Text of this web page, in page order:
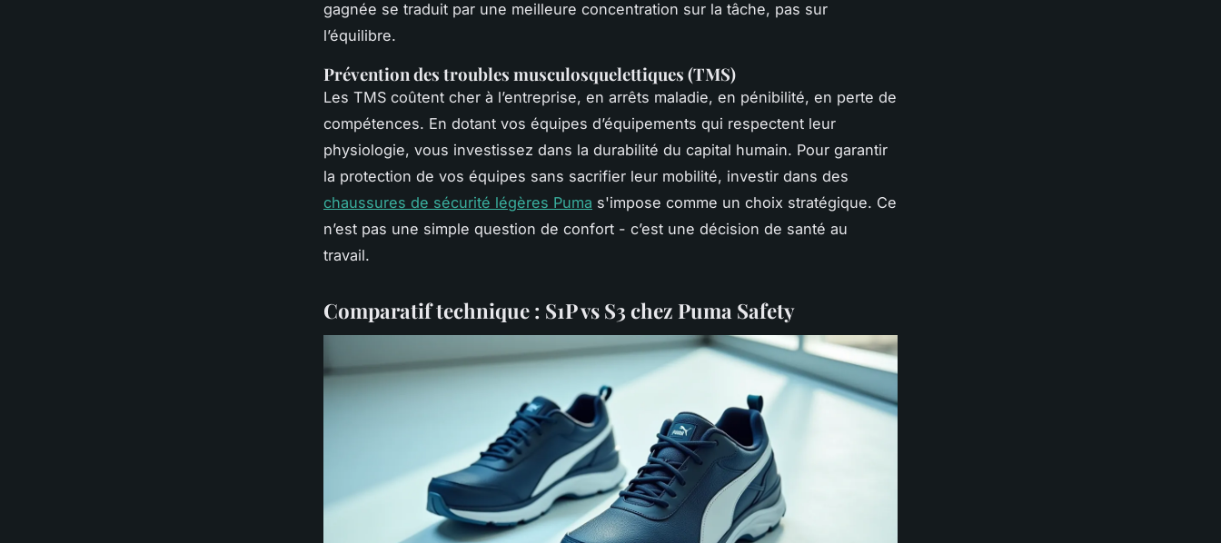
gagnée se traduit par une meilleure concentration sur la tâche, pas sur
l’équilibre.
Prévention des troubles musculosquelettiques (TMS)
Les TMS coûtent cher à l’entreprise, en arrêts maladie, en pénibilité, en perte de
compétences. En dotant vos équipes d’équipements qui respectent leur
physiologie, vous investissez dans la durabilité du capital humain. Pour garantir
la protection de vos équipes sans sacrifier leur mobilité, investir dans des
chaussures de sécurité légères Puma s'impose comme un choix stratégique. Ce
n’est pas une simple question de confort - c’est une décision de santé au
travail.
Comparatif technique : S1P vs S3 chez Puma Safety